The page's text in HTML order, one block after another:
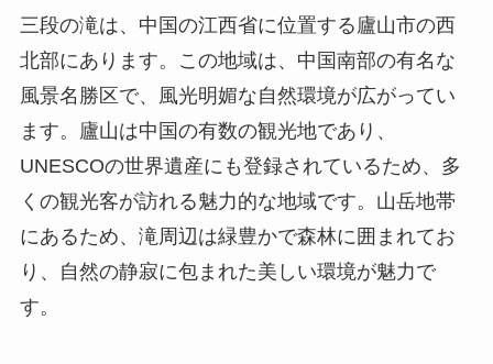
三段の滝は、中国の江西省に位置する廬山市の西
北部にあります。この地域は、中国南部の有名な
風景名勝区で、風光明媚な自然環境が広がってい
ます。廬山は中国の有数の観光地であり、
UNESCOの世界遺産にも登録されているため、多
くの観光客が訪れる魅力的な地域です。山岳地帯
にあるため、滝周辺は緑豊かで森林に囲まれてお
り、自然の静寂に包まれた美しい環境が魅力で
す。